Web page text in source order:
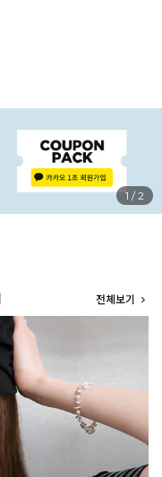
1 /2
전체보기